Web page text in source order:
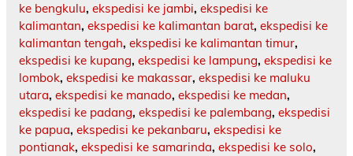
ke bengkulu, ekspedisi ke jambi, ekspedisi ke
kalimantan, ekspedisi ke kalimantan barat, ekspedisi ke
kalimantan tengah, ekspedisi ke kalimantan timur,
ekspedisi ke kupang, ekspedisi ke lampung, ekspedisi ke
lombok, ekspedisi ke makassar, ekspedisi ke maluku
utara, ekspedisi ke manado, ekspedisi ke medan,
ekspedisi ke padang, ekspedisi ke palembang, ekspedisi
ke papua, ekspedisi ke pekanbaru, ekspedisi ke
pontianak, ekspedisi ke samarinda, ekspedisi ke solo,